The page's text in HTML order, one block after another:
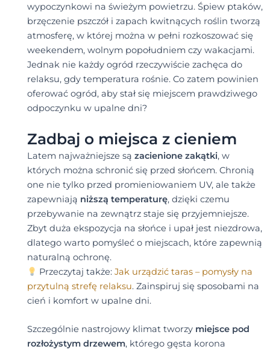
wypoczynkowi na świeżym powietrzu. Śpiew ptaków,
brzęczenie pszczół i zapach kwitnących roślin tworzą
atmosferę, w której można w pełni rozkoszować się
weekendem, wolnym popołudniem czy wakacjami.
Jednak nie każdy ogród rzeczywiście zachęca do
relaksu, gdy temperatura rośnie. Co zatem powinien
oferować ogród, aby stał się miejscem prawdziwego
odpoczynku w upalne dni?
Zadbaj o miejsca z cieniem
Latem najważniejsze są zacienione zakątki, w
których można schronić się przed słońcem. Chronią
one nie tylko przed promieniowaniem UV, ale także
zapewniają niższą temperaturę, dzięki czemu
przebywanie na zewnątrz staje się przyjemniejsze.
Zbyt duża ekspozycja na słońce i upał jest niezdrowa,
dlatego warto pomyśleć o miejscach, które zapewnią
naturalną ochronę.
Przeczytaj także:Jak urządzić taras – pomysły na
przytulną strefę relaksu. Zainspiruj się sposobami na
cień i komfort w upalne dni.
Szczególnie nastrojowy klimat tworzy miejsce pod
rozłożystym drzewem, którego gęsta korona